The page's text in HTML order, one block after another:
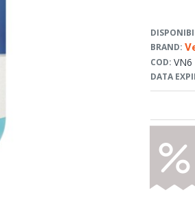
BRAND:
COD: VN6
DATA